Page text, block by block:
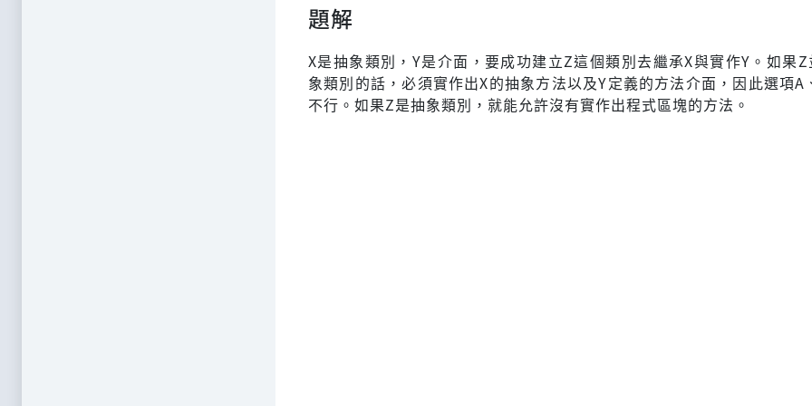
題解
X是抽象類別，Y是介面，要成功建立Z這個類別去繼承X與實作Y。如果Z
象類別的話，必須實作出X的抽象方法以及Y定義的方法介面，因此選項A
不行。如果Z是抽象類別，就能允許沒有實作出程式區塊的方法。